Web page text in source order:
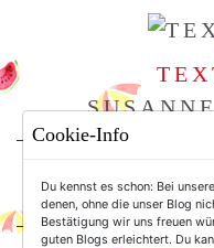
For
Cookie-Info
Du kennst es schon: Bei
denen, ohne die unser Blog
Bestätigung wir uns freuen
guten Blogs erleichtert. Du